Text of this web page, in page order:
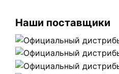
Наши поставщики